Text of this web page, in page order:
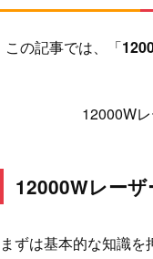
この記事では、「
12000W
12000Wレー
まずは基本的な知識